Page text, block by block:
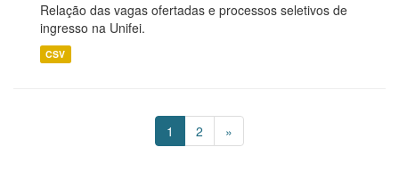
Relação das vagas ofertadas e processos seletivos de
ingresso na Unifei.
CSV
1 2 »